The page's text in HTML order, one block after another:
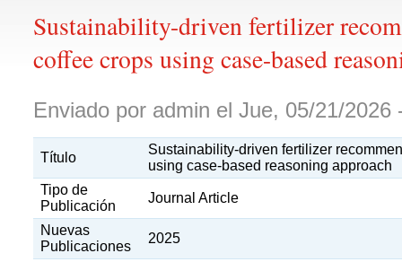
Sustainability-driven fertilizer
coffee crops using case-based
Enviado por admin el Jue, 05/21/2026
Título
Sustainability-driven fertilizer
using case-based reasoning approach
Tipo de
Publicación
Journal Article
Nuevas
Publicaciones
2025